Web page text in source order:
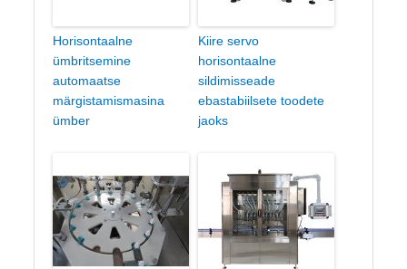
Horisontaalne
ümbritsemine
automaatse
märgistamismasina
ümber
Kiire servo
horisontaalne
sildimisseade
ebastabiilsete toodete
jaoks